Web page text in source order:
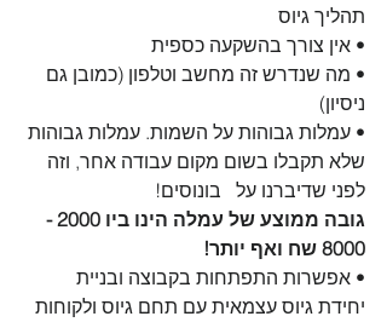
תהליך גיוס
• אין צורך בהשקעה כספית
• מה שנדרש זה מחשב וטלפון (כמובן גם
ניסיון)
• עמלות גבוהות על השמות. עמלות גבוהות
שלא תקבלו בשום מקום עבודה אחר, וזה
לפני שדיברנו על   בונוסים!
גובה ממוצע של עמלה הינו ביו 2000 -
8000 שח ואף יותר!
• אפשרות התפתחות בקבוצה ובניית
יחידת גיוס עצמאית עם תחם גיוס ולקוחות